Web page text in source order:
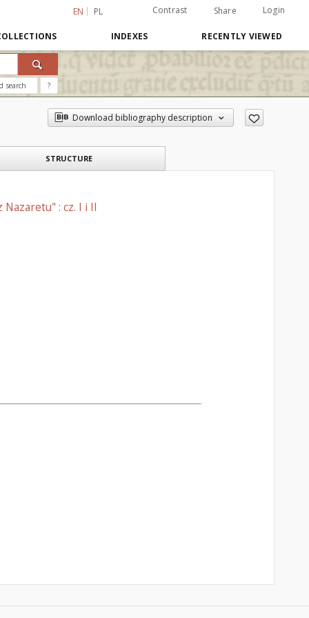
EN PL Contrast Share Login
INDEXES RECENTLY VIEWED
search ?
Download bibliography description
STRUCTURE
: cz. I i II